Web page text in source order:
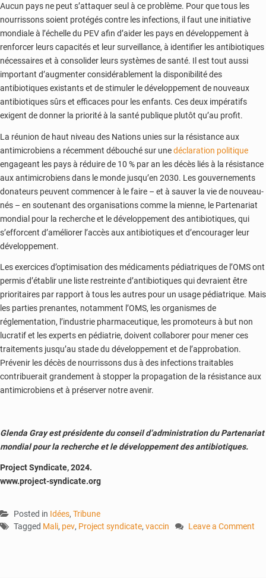
Aucun pays ne peut s’attaquer seul à ce problème. Pour que tous les
nourrissons soient protégés contre les infections, il faut une initiative
mondiale à l’échelle du PEV afin d’aider les pays en développement à
renforcer leurs capacités et leur surveillance, à identifier les antibiotiques
nécessaires et à consolider leurs systèmes de santé. Il est tout aussi
important d’augmenter considérablement la disponibilité des
antibiotiques existants et de stimuler le développement de nouveaux
antibiotiques sûrs et efficaces pour les enfants. Ces deux impératifs
exigent de donner la priorité à la santé publique plutôt qu’au profit.
La réunion de haut niveau des Nations unies sur la résistance aux
antimicrobiens a récemment débouché sur unedéclaration politique
engageant les pays à réduire de 10 % par an les décès liés à la résistance
aux antimicrobiens dans le monde jusqu’en 2030. Les gouvernements
donateurs peuvent commencer à le faire – et à sauver la vie de nouveau-
nés – en soutenant des organisations comme la mienne, le Partenariat
mondial pour la recherche et le développement des antibiotiques, qui
s’efforcent d’améliorer l’accès aux antibiotiques et d’encourager leur
développement.
Les exercices d’optimisation des médicaments pédiatriques de l’OMS ont
permis d’établir une liste restreinte d’antibiotiques qui devraient être
prioritaires par rapport à tous les autres pour un usage pédiatrique. Mais
les parties prenantes, notamment l’OMS, les organismes de
réglementation, l’industrie pharmaceutique, les promoteurs à but non
lucratif et les experts en pédiatrie, doivent collaborer pour mener ces
traitements jusqu’au stade du développement et de l’approbation.
Prévenir les décès de nourrissons dus à des infections traitables
contribuerait grandement à stopper la propagation de la résistance aux
antimicrobiens et à préserver notre avenir.
Glenda Gray est présidente du conseil d’administration du Partenariat
mondial pour la recherche et le développement des antibiotiques.
Project Syndicate, 2024.
www.project-syndicate.org
Posted in Idées, Tribune
Tagged Mali, pev, Project syndicate, vaccin
Leave a Comment